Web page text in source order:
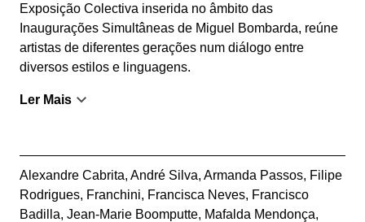
Exposição Colectiva inserida no âmbito das
Inaugurações Simultâneas de Miguel Bombarda, reúne
artistas de diferentes gerações num diálogo entre
diversos estilos e linguagens.
Ler Mais
Alexandre Cabrita, André Silva, Armanda Passos, Filipe
Rodrigues, Franchini, Francisca Neves, Francisco
Badilla, Jean-Marie Boomputte, Mafalda Mendonça,